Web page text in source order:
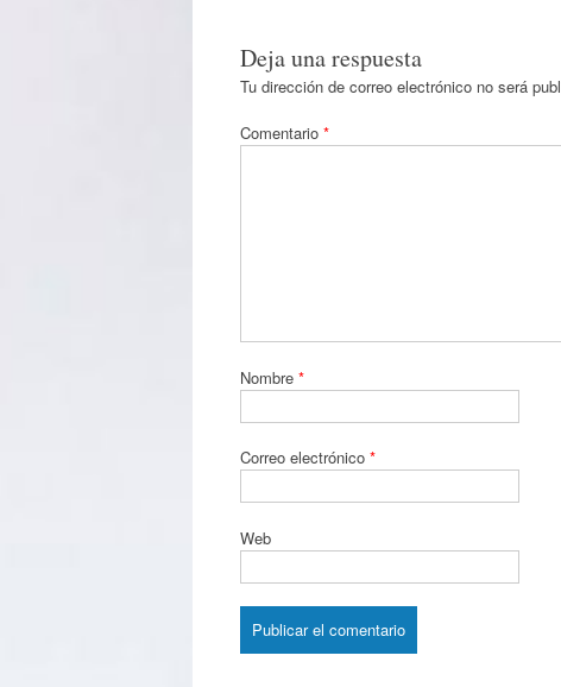
Deja una respuesta
Tu dirección de correo electrónico no será
Comentario *
Nombre *
Correo electrónico *
Web